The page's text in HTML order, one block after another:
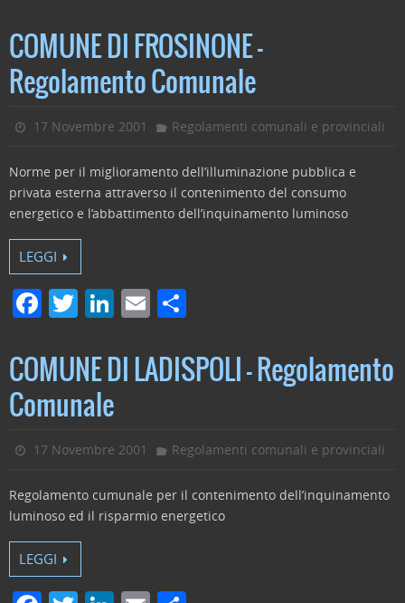
COMUNE DI FROSINONE –
Regolamento Comunale
17 Novembre 2001 Regolamenti comunali e provinciali
Norme per il miglioramento dell’illuminazione pubblica e
privata esterna attraverso il contenimento del consumo
energetico e l’abbattimento dell’inquinamento luminoso
LEGGI
F
c
e
b
o
k
T
itt
er
Li
k
e
n
E
ai
l
n
di
di
COMUNE DI LADISPOLI – Regolamento
Comunale
17 Novembre 2001 Regolamenti comunali e provinciali
Regolamento cumunale per il contenimento dell’inquinamento
luminoso ed il risparmio energetico
LEGGI